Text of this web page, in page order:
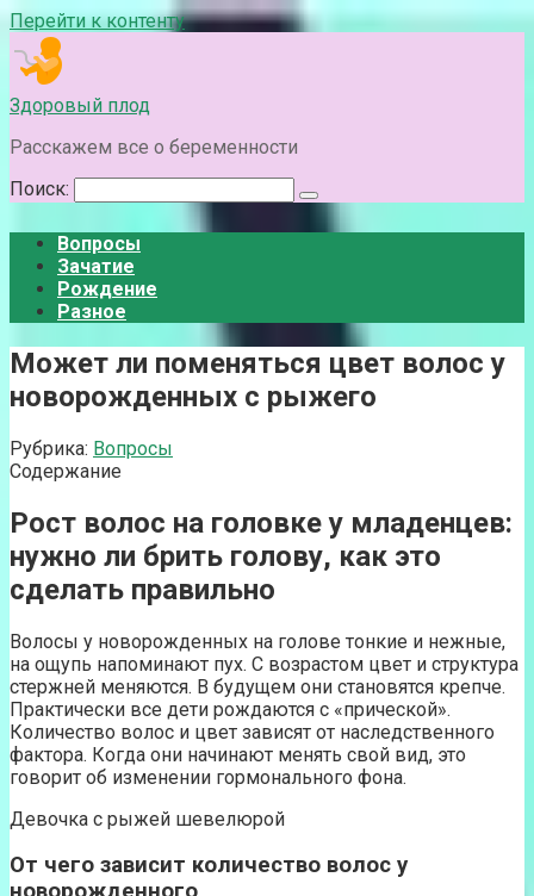
Перейти к контенту
Здоровый плод
Расскажем все о беременности
Поиск:
Вопросы
Зачатие
Рождение
Разное
Может ли поменяться цвет волос у
новорожденных с рыжего
Рубрика: Вопросы
Содержание
Рост волос на головке у младенцев:
нужно ли брить голову, как это
сделать правильно
Волосы у новорожденных на голове тонкие и нежные,
на ощупь напоминают пух. С возрастом цвет и структура
стержней меняются. В будущем они становятся крепче.
Практически все дети рождаются с «прической».
Количество волос и цвет зависят от наследственного
фактора. Когда они начинают менять свой вид, это
говорит об изменении гормонального фона.
Девочка с рыжей шевелюрой
От чего зависит количество волос у